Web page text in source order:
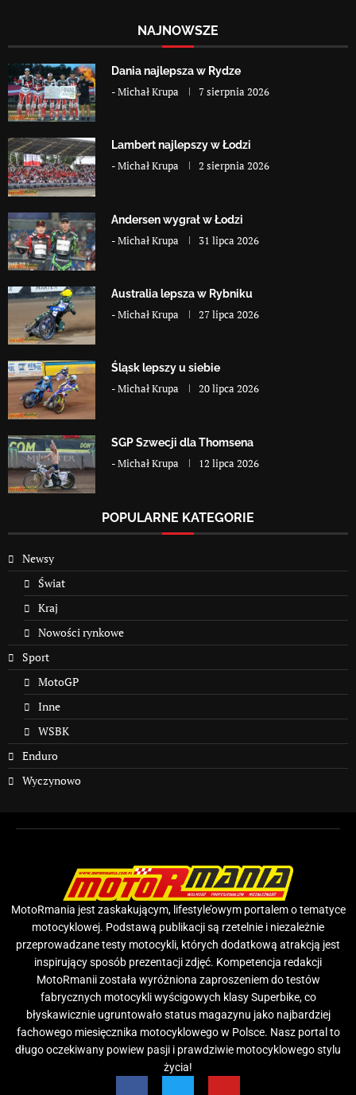
NAJNOWSZE
Dania najlepsza w Rydze
-Michał Krupa 7 sierpnia 2026
Lambert najlepszy w Łodzi
-Michał Krupa 2 sierpnia 2026
Andersen wygrał w Łodzi
-Michał Krupa 31 lipca 2026
Australia lepsza w Rybniku
-Michał Krupa 27 lipca 2026
Śląsk lepszy u siebie
-Michał Krupa 20 lipca 2026
SGP Szwecji dla Thomsena
-Michał Krupa 12 lipca 2026
POPULARNE KATEGORIE
Newsy
Świat
Kraj
Nowości rynkowe
Sport
MotoGP
Inne
WSBK
Enduro
Wyczynowo
MotoRmania jest zaskakującym, lifestyle’owym portalem o tematyce
motocyklowej. Podstawą publikacji są rzetelnie i niezależnie
przeprowadzane testy motocykli, których dodatkową atrakcją jest
inspirujący sposób prezentacji zdjęć. Kompetencja redakcji
MotoRmanii została wyróżniona zaproszeniem do testów
fabrycznych motocykli wyścigowych klasy Superbike, co
błyskawicznie ugruntowało status magazynu jako najbardziej
fachowego miesięcznika motocyklowego w Polsce. Nasz portal to
długo oczekiwany powiew pasji i prawdziwie motocyklowego stylu
życia!